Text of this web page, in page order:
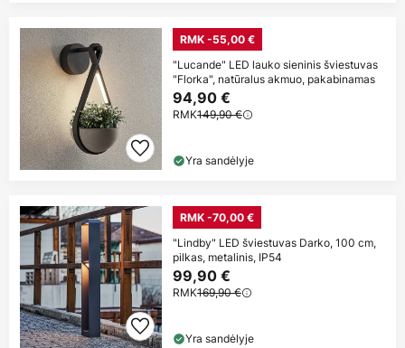
RMK -55,00 €
"Lucande" LED lauko sieninis šviestuvas
"Florka", natūralus akmuo, pakabinamas
94,90 €
RMK149,90 €
Yra sandėlyje
RMK -70,00 €
"Lindby" LED šviestuvas Darko, 100 cm,
pilkas, metalinis, IP54
99,90 €
RMK169,90 €
Yra sandėlyje